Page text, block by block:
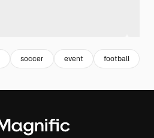
soccer event football